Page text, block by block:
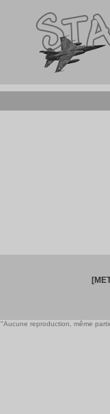
"Aucune reproduction, même